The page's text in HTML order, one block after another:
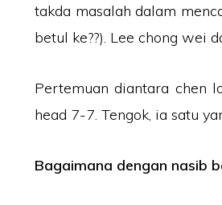
takda masalah dalam
betul ke??). Lee chong wei
Pertemuan diantara chen
head 7-7. Tengok, ia satu
Bagaimana dengan nasib